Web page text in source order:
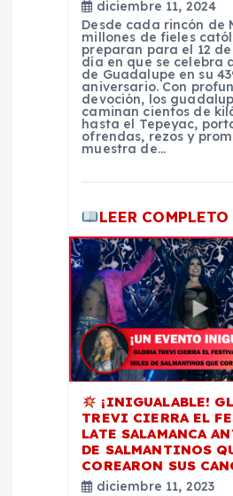
diciembre 11, 2024
Desde cada rincón de
millones de fieles
preparan para el 12
día en que se celebra
de Guadalupe en su
aniversario. Con
devoción, los
caminan cientos de
hasta el Tepeyac,
ofrendas, rezos y
muestra de…
LEER COMPLETO
¡INIGUALABLE!
TREVI CIERRA EL
LATE SALAMANCA
DE SALMANTINOS
COREARON SUS
diciembre 11, 2023